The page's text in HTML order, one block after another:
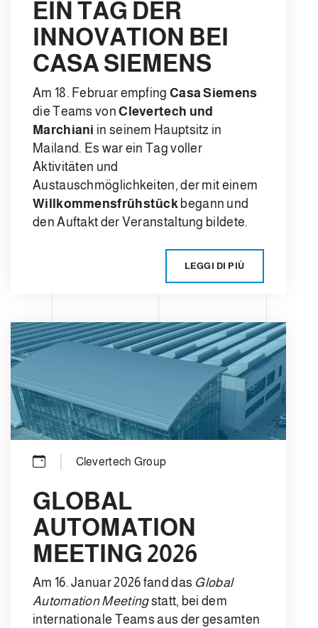
EIN TAG DER
INNOVATION BEI
CASA SIEMENS
Am 18. Februar empfing Casa Siemens
die Teams vonClevertech und
Marchiani in seinem Hauptsitz in
Mailand. Es war ein Tag voller
Aktivitäten und
Austauschmöglichkeiten, der mit einem
Willkommensfrühstück begann und
den Auftakt der Veranstaltung bildete.
LEGGI DI PIÙ
Clevertech Group
GLOBAL
AUTOMATION
MEETING 2026
Am 16. Januar 2026 fand das Global
Automation Meetingstatt, bei dem
internationale Teams aus der gesamten